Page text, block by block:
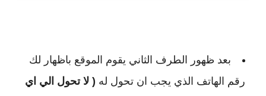
بعد ظهور الطرف الثاني يقوم الموقع باظهار لك
رقم الهاتف الذي يجب ان تحول له ( لا تحول الي اي